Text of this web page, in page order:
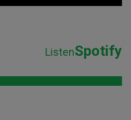
ListenSpotify